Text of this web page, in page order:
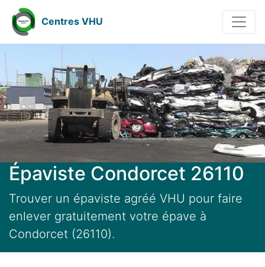
Centres VHU
Épaviste Condorcet 26110
Trouver un épaviste agréé VHU pour faire
enlever gratuitement votre épave à
Condorcet (26110).